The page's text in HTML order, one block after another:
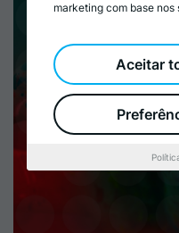
marketing com base nos
Aceitar